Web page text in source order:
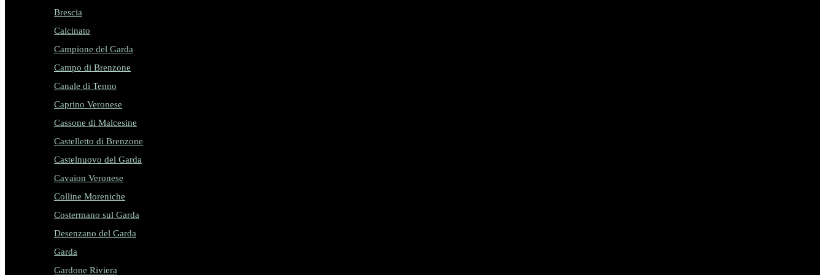
Brescia
Calcinato
Campione del Garda
Campo di Brenzone
Canale di Tenno
Caprino Veronese
Cassone di Malcesine
Castelletto di Brenzone
Castelnuovo del Garda
Cavaion Veronese
Colline Moreniche
Costermano sul Garda
Desenzano del Garda
Garda
Gardone Riviera